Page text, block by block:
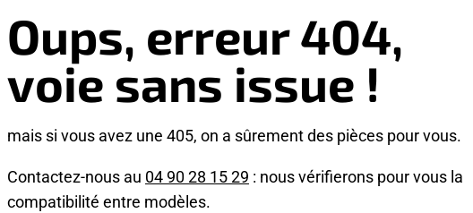
Oups, erreur 404,
voie sans issue !
mais si vous avez une 405, on a sûrement des pièces pour vous.
Contactez-nous au 04 90 28 15 29 : nous vérifierons pour vous la
compatibilité entre modèles.